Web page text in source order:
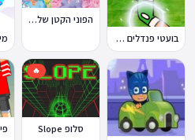
בועטי פנדלים Penalty Shooters
הפוני הקטן שלי: מסיבה בכפר
🔥
סלופ Slope